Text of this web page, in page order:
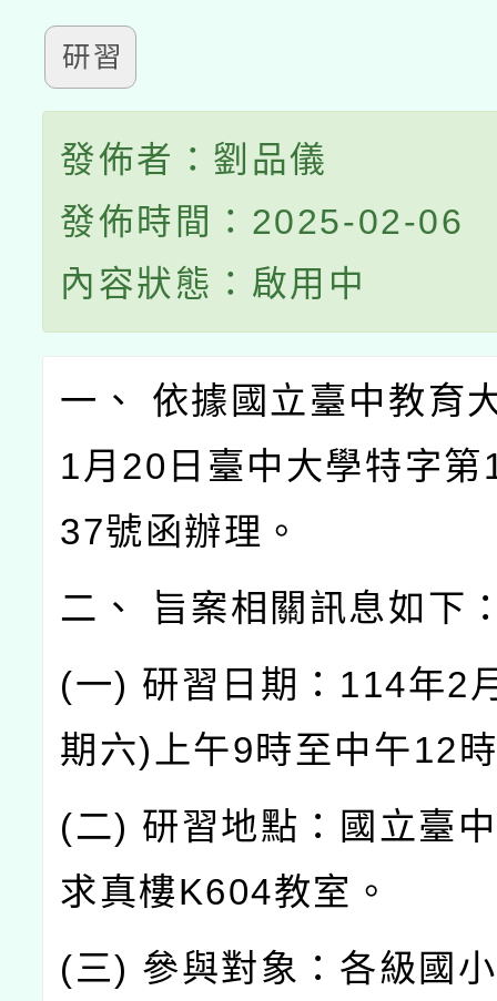
研習
發佈者：劉品儀
發佈時間：2025-02-06
內容狀態：啟用中
一、 依據國立臺中教育
1月20日臺中大學特字
37號函辦理。
二、 旨案相關訊息如下
(一) 研習日期：114年2
期六)上午9時至中午12
(二) 研習地點：國立臺
求真樓K604教室。
(三) 參與對象：各級國